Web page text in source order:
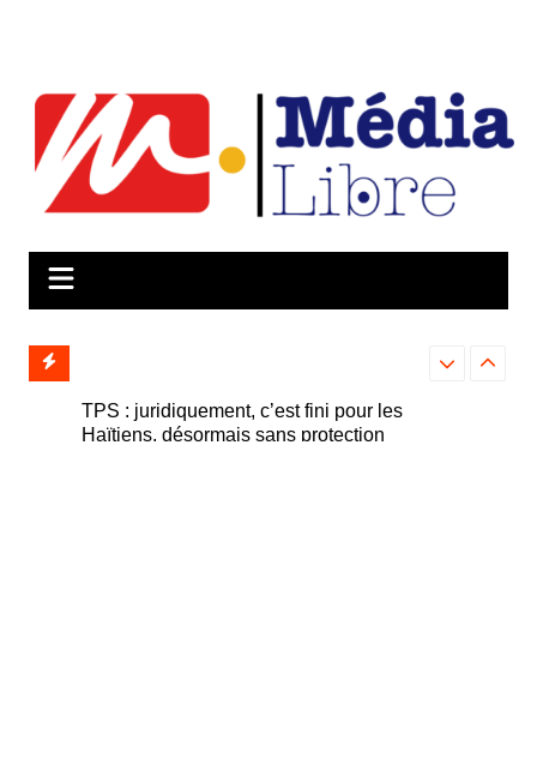
contenu
des
contre l’expulsion
Élections :